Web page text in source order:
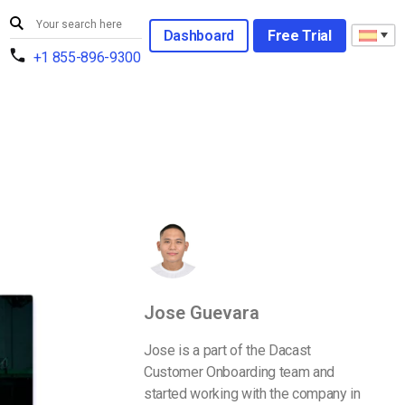
+1 855-896-9300
Dashboard Free Trial
Jose Guevara
Jose is a part of the Dacast
Customer Onboarding team and
started working with the company in